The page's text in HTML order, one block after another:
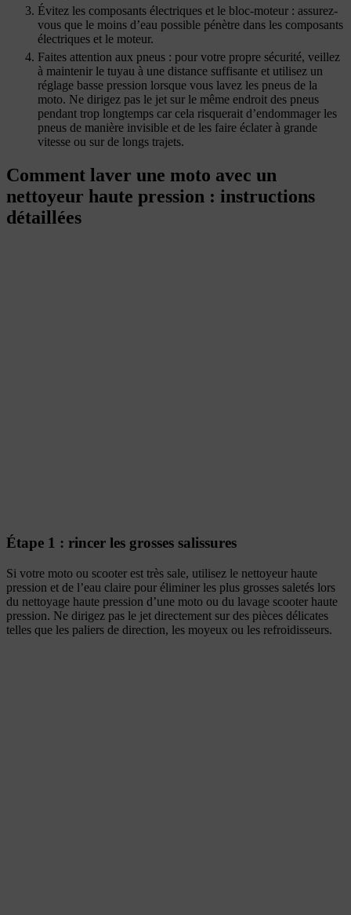
Évitez les composants électriques et le bloc-moteur : assurez-
vous que le moins d’eau possible pénètre dans les composants
électriques et le moteur.
Faites attention aux pneus : pour votre propre sécurité, veillez
à maintenir le tuyau à une distance suffisante et utilisez un
réglage basse pression lorsque vous lavez les pneus de la
moto. Ne dirigez pas le jet sur le même endroit des pneus
pendant trop longtemps car cela risquerait d’endommager les
pneus de manière invisible et de les faire éclater à grande
vitesse ou sur de longs trajets.
Comment laver une moto avec un
nettoyeur haute pression : instructions
détaillées
Étape 1 : rincer les grosses salissures
Si votre moto ou scooter est très sale, utilisez le nettoyeur haute
pression et de l’eau claire pour éliminer les plus grosses saletés lors
du nettoyage haute pression d’une moto ou du lavage scooter haute
pression. Ne dirigez pas le jet directement sur des pièces délicates
telles que les paliers de direction, les moyeux ou les refroidisseurs.